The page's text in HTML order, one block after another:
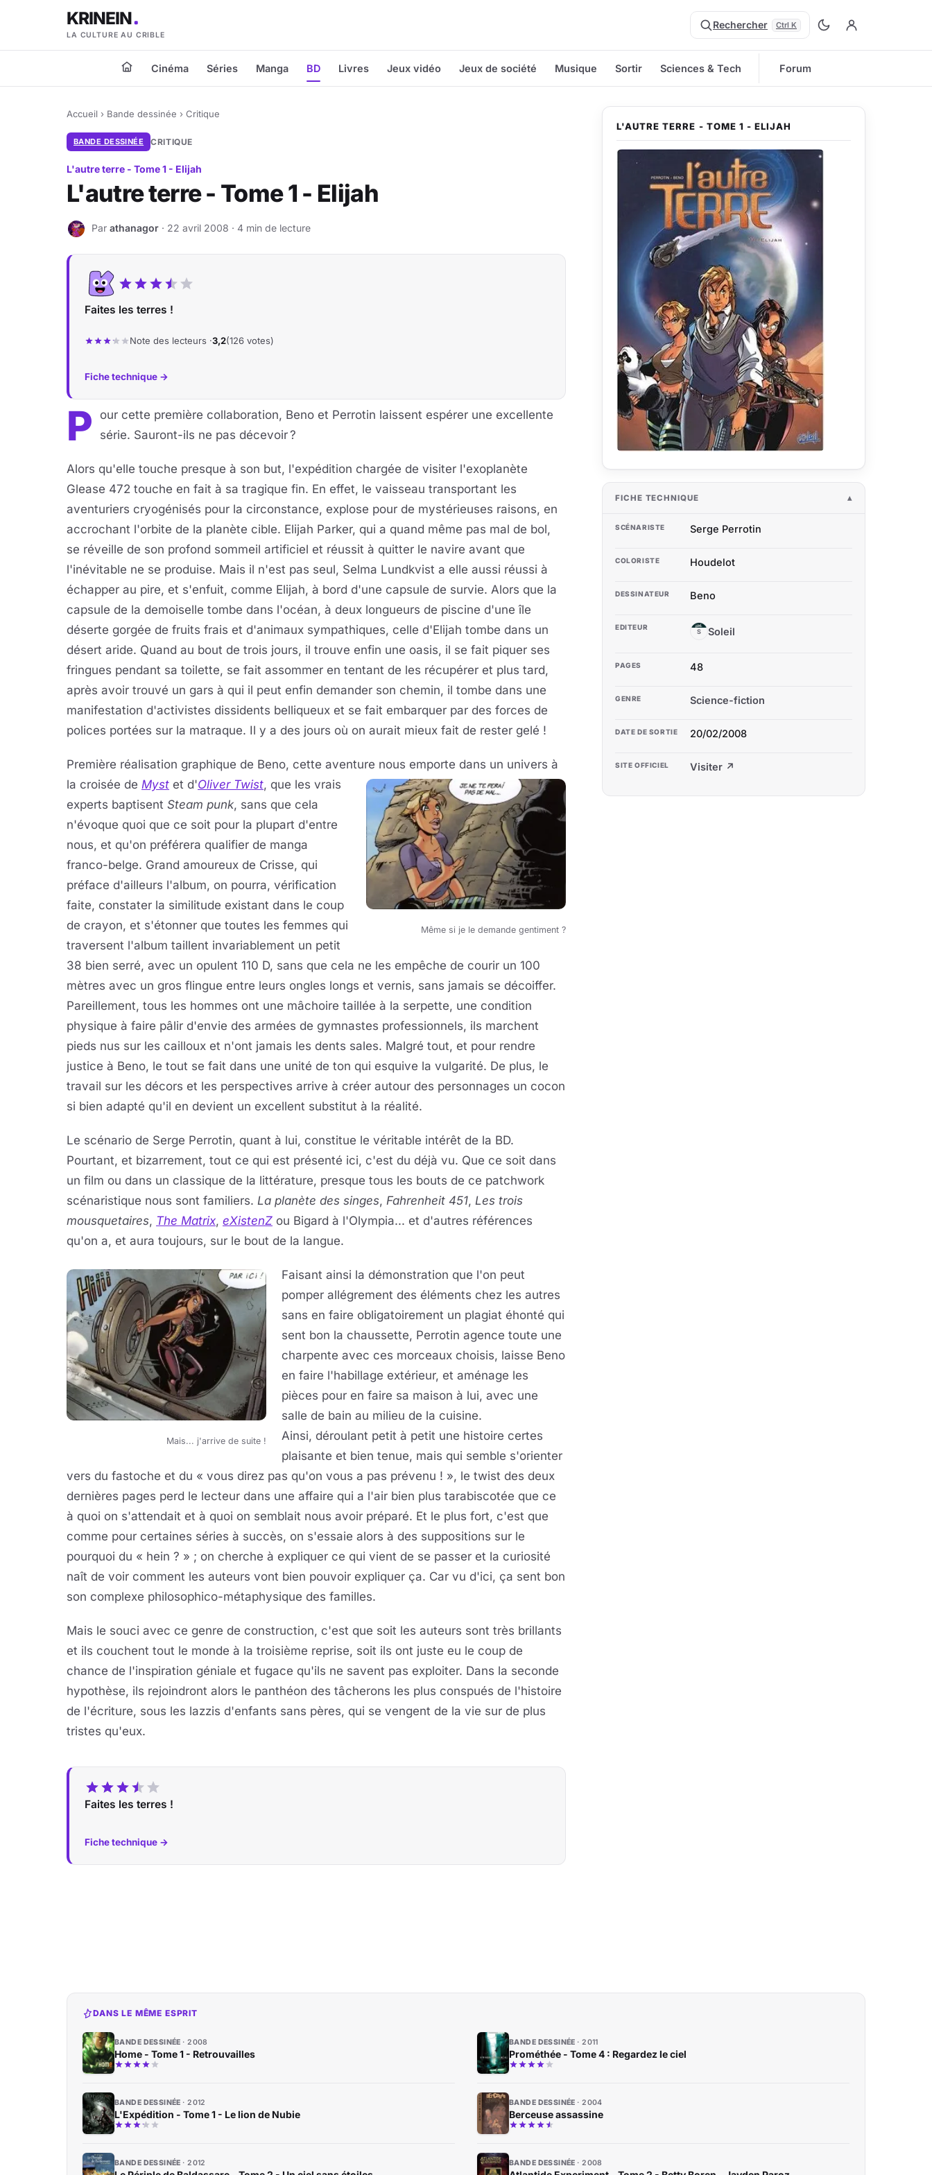
KRINEIN
LA CULTURE AU CRIBLE
Rechercher Ctrl K
Cinéma Séries Manga BD Livres Jeux vidéo Jeux de société Musique Sortir Sciences & Tech Forum
Accueil › Bande dessinée › Critique
BANDE DESSINÉE CRITIQUE
L'autre terre - Tome 1 - Elijah
L'autre terre - Tome 1 - Elijah
A Par athanagor · 22 avril 2008 · 4 min de lecture
Faites les terres !
Note des lecteurs ·3,2(126 votes)
Fiche technique →
P
our cette première collaboration, Beno et Perrotin laissent espérer une excellente
série. Sauront-ils ne pas décevoir ?
Alors qu'elle touche presque à son but, l'expédition chargée de visiter l'exoplanète
Glease 472 touche en fait à sa tragique fin. En effet, le vaisseau transportant les
aventuriers cryogénisés pour la circonstance, explose pour de mystérieuses raisons, en
accrochant l'orbite de la planète cible. Elijah Parker, qui a quand même pas mal de bol,
se réveille de son profond sommeil artificiel et réussit à quitter le navire avant que
l'inévitable ne se produise. Mais il n'est pas seul, Selma Lundkvist a elle aussi réussi à
échapper au pire, et s'enfuit, comme Elijah, à bord d'une capsule de survie. Alors que la
capsule de la demoiselle tombe dans l'océan, à deux longueurs de piscine d'une île
déserte gorgée de fruits frais et d'animaux sympathiques, celle d'Elijah tombe dans un
désert aride. Quand au bout de trois jours, il trouve enfin une oasis, il se fait piquer ses
fringues pendant sa toilette, se fait assommer en tentant de les récupérer et plus tard,
après avoir trouvé un gars à qui il peut enfin demander son chemin, il tombe dans une
manifestation d'activistes dissidents belliqueux et se fait embarquer par des forces de
polices portées sur la matraque. Il y a des jours où on aurait mieux fait de rester gelé !
Première réalisation graphique de Beno, cette aventure nous emporte dans un
Même si je le demande gentiment ?
univers à
la croisée de Myst et d'Oliver Twist, que les vrais
experts baptisent Steam punk, sans que cela
n'évoque quoi que ce soit pour la plupart d'entre
nous, et qu'on préférera qualifier de manga
franco-belge. Grand amoureux de Crisse, qui
préface d'ailleurs l'album, on pourra, vérification
faite, constater la similitude existant dans le coup
de crayon, et s'étonner que toutes les femmes qui
traversent l'album taillent invariablement un petit
38 bien serré, avec un opulent 110 D, sans que cela ne les empêche de courir un 100
mètres avec un gros flingue entre leurs ongles longs et vernis, sans jamais se décoiffer.
Pareillement, tous les hommes ont une mâchoire taillée à la serpette, une condition
physique à faire pâlir d'envie des armées de gymnastes professionnels, ils marchent
pieds nus sur les cailloux et n'ont jamais les dents sales. Malgré tout, et pour rendre
justice à Beno, le tout se fait dans une unité de ton qui esquive la vulgarité. De plus, le
travail sur les décors et les perspectives arrive à créer autour des personnages un cocon
si bien adapté qu'il en devient un excellent substitut à la réalité.
Le scénario de Serge Perrotin, quant à lui, constitue le véritable intérêt de la BD.
Pourtant, et bizarrement, tout ce qui est présenté ici, c'est du déjà vu. Que ce soit dans
un film ou dans un classique de la littérature, presque tous les bouts de ce patchwork
scénaristique nous sont familiers. La planète des singes, Fahrenheit 451, Les trois
mousquetaires, The Matrix, eXistenZ ou Bigard à l'Olympia... et d'autres références
qu'on a, et aura toujours, sur le bout de la langue.
Mais... j'arrive de suite !
Faisant ainsi la démonstration que l'on peut
pomper allégrement des éléments chez les autres
sans en faire obligatoirement un plagiat éhonté qui
sent bon la chaussette, Perrotin agence toute une
charpente avec ces morceaux choisis, laisse Beno
en faire l'habillage extérieur, et aménage les
pièces pour en faire sa maison à lui, avec une
salle de bain au milieu de la cuisine.
Ainsi, déroulant petit à petit une histoire certes
plaisante et bien tenue, mais qui semble s'orienter
vers du fastoche et du « vous direz pas qu'on vous a pas prévenu ! », le twist des deux
dernières pages perd le lecteur dans une affaire qui a l'air bien plus tarabiscotée que ce
à quoi on s'attendait et à quoi on semblait nous avoir préparé. Et le plus fort, c'est que
comme pour certaines séries à succès, on s'essaie alors à des suppositions sur le
pourquoi du « hein ? » ; on cherche à expliquer ce qui vient de se passer et la curiosité
naît de voir comment les auteurs vont bien pouvoir expliquer ça. Car vu d'ici, ça sent bon
son complexe philosophico-métaphysique des familles.
Mais le souci avec ce genre de construction, c'est que soit les auteurs sont très brillants
et ils couchent tout le monde à la troisième reprise, soit ils ont juste eu le coup de
chance de l'inspiration géniale et fugace qu'ils ne savent pas exploiter. Dans la seconde
hypothèse, ils rejoindront alors le panthéon des tâcherons les plus conspués de l'histoire
de l'écriture, sous les lazzis d'enfants sans pères, qui se vengent de la vie sur de plus
tristes qu'eux.
Faites les terres !
Fiche technique →
L'AUTRE TERRE - TOME 1 - ELIJAH
FICHE TECHNIQUE
SCÉNARISTE Serge Perrotin
COLORISTE Houdelot
DESSINATEUR Beno
EDITEUR S Soleil
PAGES 48
GENRE Science-fiction
DATE DE SORTIE 20/02/2008
SITE OFFICIEL Visiter ↗
DANS LE MÊME ESPRIT
BANDE DESSINÉE 2008
Home - Tome 1 - Retrouvailles
BANDE DESSINÉE 2011
Prométhée - Tome 4 : Regardez le ciel
BANDE DESSINÉE 2012
L'Expédition - Tome 1 - Le lion de Nubie
BANDE DESSINÉE 2004
Berceuse assassine
BANDE DESSINÉE 2012 BANDE DESSINÉE 2008